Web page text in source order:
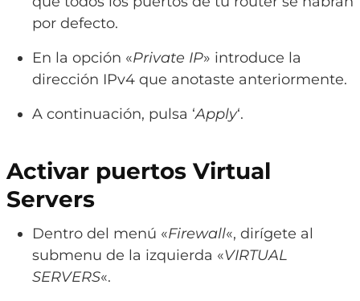
por defecto.
En la opción «Private IP» introduce la
dirección IPv4 que anotaste anteriormente.
A continuación, pulsa ‘Apply‘.
Activar puertos Virtual
Servers
Dentro del menú «Firewall«, dirígete al
submenu de la izquierda «VIRTUAL
SERVERS«.